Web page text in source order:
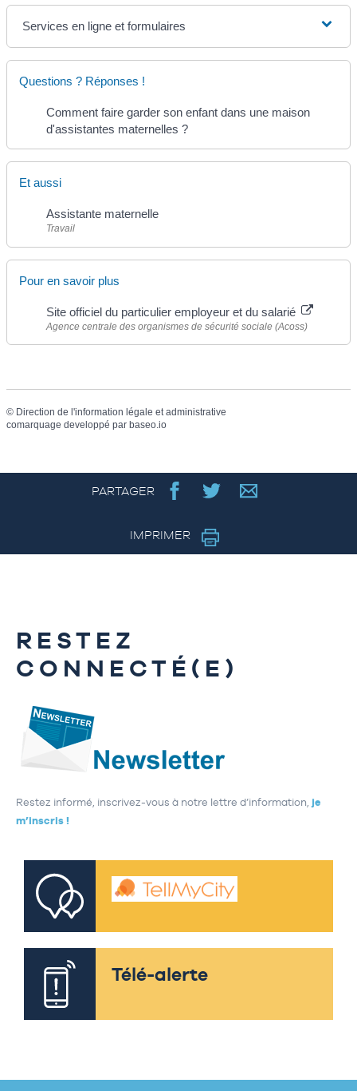
Services en ligne et formulaires
Questions ? Réponses !
Comment faire garder son enfant dans une maison
d'assistantes maternelles ?
Et aussi
Assistante maternelle
Travail
Pour en savoir plus
Site officiel du particulier employeur et du salarié
Agence centrale des organismes de sécurité sociale (Acoss)
© Direction de l'information légale et administrative
comarquage developpé par baseo.io
PARTAGER
IMPRIMER
RESTEZ
CONNECTÉ(E)
Restez informé, inscrivez-vous à notre lettre d’information, je
m’inscris !
Télé-alerte